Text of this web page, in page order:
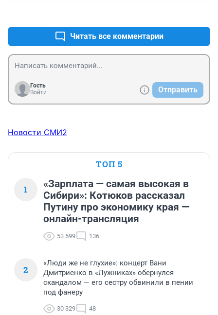
Читать все комментарии
Гость
Войти
Отправить
Новости СМИ2
ТОП 5
1
«Зарплата — самая высокая в
Сибири»: Котюков рассказал
Путину про экономику края —
онлайн-трансляция
53 599 136
2
«Люди же не глухие»: концерт Вани
Дмитриенко в «Лужниках» обернулся
скандалом — его сестру обвинили в пении
под фанеру
30 329 48